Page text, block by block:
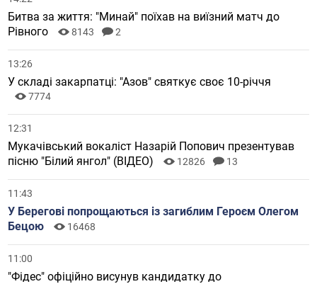
Битва за життя: "Минай" поїхав на виїзний матч до
Рівного
8143 2
13:26
У складі закарпатці: "Азов" святкує своє 10-річчя
7774
12:31
Мукачівський вокаліст Назарій Попович презентував
пісню "Білий янгол" (ВІДЕО)
12826 13
11:43
У Берегові попрощаються із загиблим Героєм Олегом
Бецою
16468
11:00
"Фідес" офіційно висунув кандидатку до